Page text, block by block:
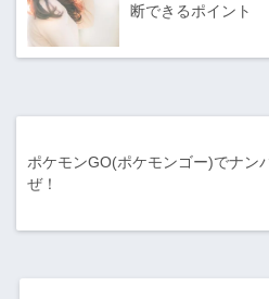
断できるポイント
ポケモンGO(ポケモンゴー)でナン
ぜ！